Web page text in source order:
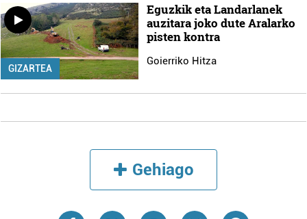
GIZARTEA
Eguzkik eta Landarlanek
auzitara joko dute Aralarko
pisten kontra
Goierriko Hitza
Gehiago